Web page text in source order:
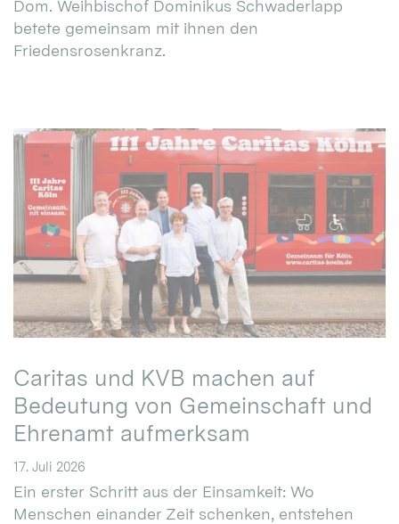
Dom. Weihbischof Dominikus Schwaderlapp
betete gemeinsam mit ihnen den
Friedensrosenkranz.
Caritas und KVB machen auf
Bedeutung von Gemeinschaft und
Ehrenamt aufmerksam
17. Juli 2026
Ein erster Schritt aus der Einsamkeit: Wo
Menschen einander Zeit schenken, entstehen